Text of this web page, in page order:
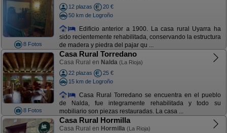
8 Fotos
12 plazas
20 €
50 km de Logroño
Edificio anterior a 1900. La casa rural Uyarra ha
sido recientemente rehabilitada, conservando la estructura
de madera y piedra del pajar qu ...
8 Fotos
Casa Rural Torredano
Casa Rural en Nalda (La Rioja)
22 plazas
25 €
15 km de Logroño
Casa Rural Torredano se encuentra en el pueblo
de Nalda, fue integramente rehabilitada y todo su
mobiliario son piezas restauradas. La casa ...
Casa Rural Hormilla
Casa Rural en Hormilla (La Rioja)